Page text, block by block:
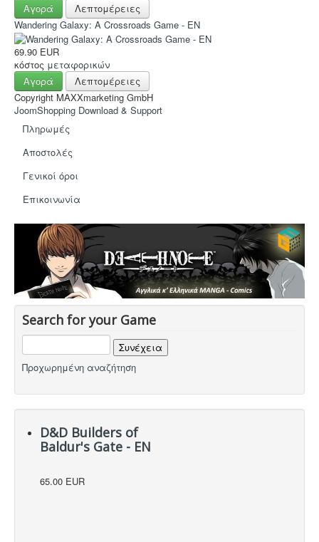
Αγορά
Λεπτομέρειες
Wandering Galaxy: A Crossroads Game - EN
69.90 EUR
κόστος μεταφορικών
Αγορά
Λεπτομέρειες
Copyright MAXXmarketing GmbH
JoomShopping Download & Support
Πληρωμές
Αποστολές
Γενικοί όροι
Eπικοινωνία
Search for your Game
Προχωρημένη αναζήτηση
D&D Builders of
Baldur's Gate - EN
65.00 EUR